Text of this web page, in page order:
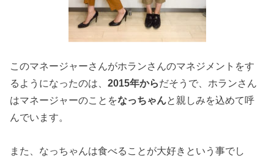
このマネージャーさんがホランさんのマネジメントをす
るようになったのは、2015年からだそうで、ホランさん
はマネージャーのことをなっちゃんと親しみを込めて呼
んでいます。
また、なっちゃんは食べることが大好きという事でし